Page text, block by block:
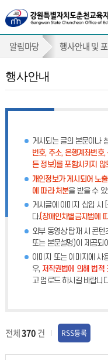
행
안
알림마당 행사안내 및
행사안내
게시되는 글의 본문이나
번호, 주소, 은행계좌번호
든 정보)를 포함시키지 않
개인정보가 게시되어 노
에 따라 처분을 받을 수
게시글에 이미지 삽입 시
다.(장애인차별금지법에
외부 동영상 탑재 시 콘
또는 본문설명)이 제공되
이미지 또는 이미지에 사
우, 저작권법에 의해 법적
고 업로드 하시길 바랍니
전체370건 RSS등록